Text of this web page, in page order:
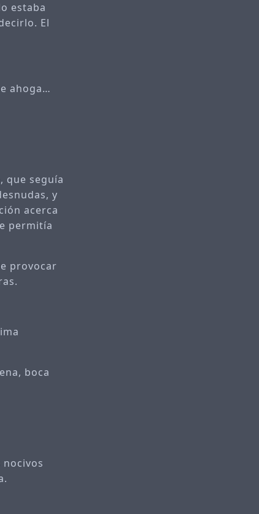
estaba
El
ahoga…
que seguía
y
acerca
permitía
provocar
boca
nocivos